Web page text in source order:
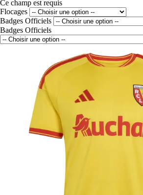
Ce champ est requis
Flocages
Badges Officiels
Badges Officiels